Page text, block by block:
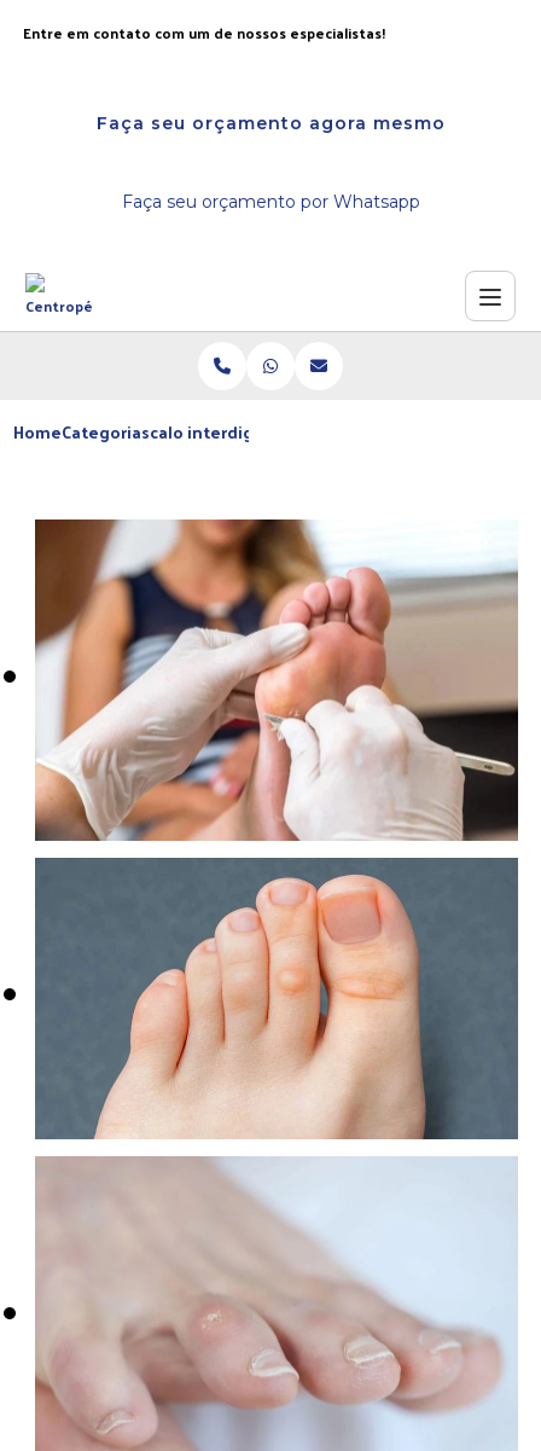
Entre em contato com um de nossos especialistas!
Faça seu orçamento agora mesmo
Faça seu orçamento por Whatsapp
HomeCategoriascalo interdigital no dedo do pe